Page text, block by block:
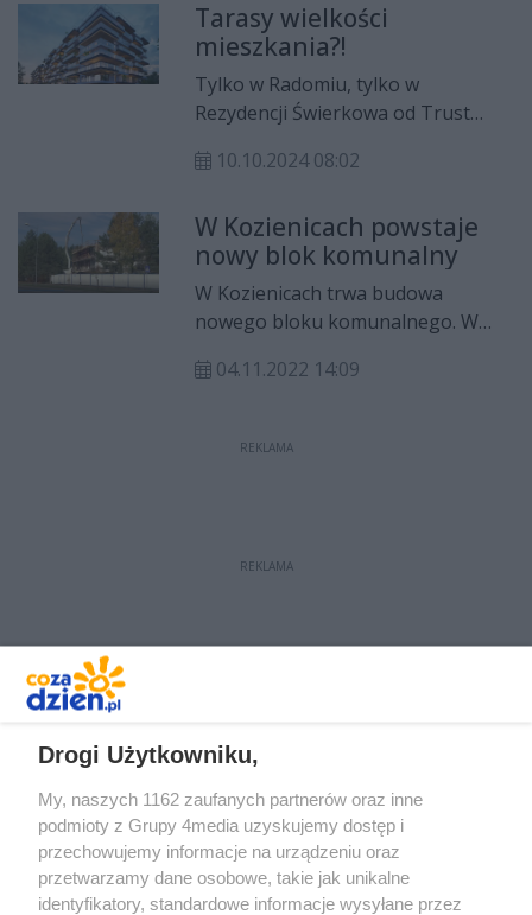
porozmawiać ze specjalistami i
skorzystać ze specjalnych ofert
przygotowanych tylko na ten dzień.
Tarasy wielkości
mieszkania?!
Tylko w Radomiu, tylko w
Rezydencji Świerkowa od Trust
jest najnowszą w Radomiu
nowego komfortu życia z dala od
miejskiego zgiełku, ale
jednocześnie chcą móc szybko
dotrzeć do serca miasta.
10.10.2024 08:02
W Kozienicach powstaje
nowy blok komunalny
W Kozienicach trwa budowa
nowego bloku komunalnego. W
mieszkań na wynajem. Obiekt ma
roku.
04.11.2022 14:09
REKLAMA
REKLAMA
Drogi Użytkowniku,
My, naszych 1162 zaufanych partnerów oraz inne
podmioty z Grupy 4media uzyskujemy dostęp i
przechowujemy informacje na urządzeniu oraz
przetwarzamy dane osobowe, takie jak unikalne
identyfikatory, standardowe informacje wysyłane przez